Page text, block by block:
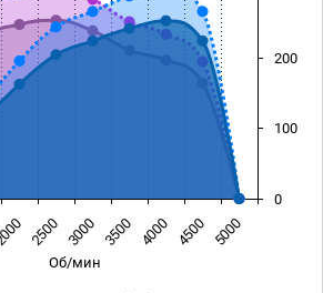
Об/мин
2500 3000 3500 4000 4500 5000
0
100
200